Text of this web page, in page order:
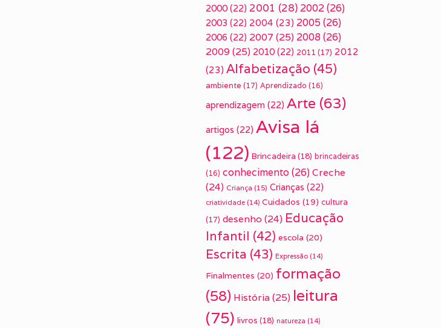
2000 (22) 2001 (28) 2002(26)
2003 (22) 2004 (23) 2005 (26)
2006 (22) 2007 (25) 2008(26)
2009(25) 2010 (22) 2011 (17) 2012
(23) Alfabetização (45)
ambiente (17) Aprendizado (16)
aprendizagem (22) Arte (63)
artigos (22) Avisa lá
(122) Brincadeira (18) brincadeiras
(16) conhecimento(26) Creche
(24) Criança (15) Crianças (22)
criatividade (14) Cuidados (19) cultura
(17) desenho (24) Educação
Infantil (42) escola (20)
Escrita (43) Expressão (14)
Finalmentes (20) formação
(58) História(25) leitura
(75) livros (18) natureza (14)